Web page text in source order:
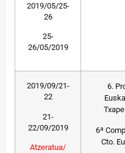
2019/05/25-
26
25-
26/05/2019
2019/09/21-
22
21-
22/09/2019
Atzeratua/
6.
6ª
Cto.